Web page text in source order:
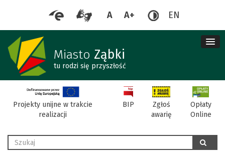
A A+ EN
Miasto Ząbki
tu rodzi się przyszłość
Projekty unijne w trakcie
realizacji
BIP
Zgłoś
awarię
Opłaty
Online
Wyszukaj szukaj